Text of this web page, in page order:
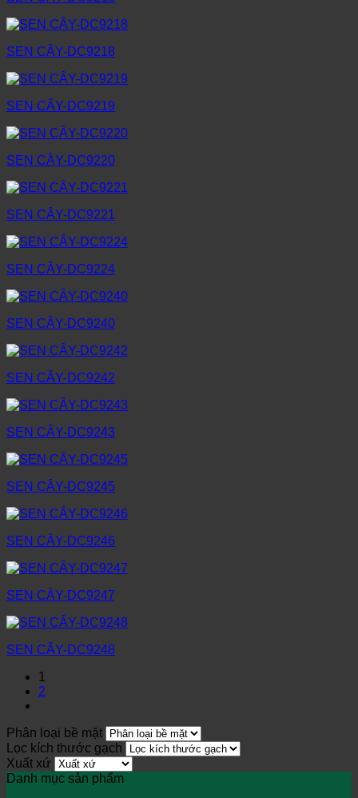
SEN CÂY-DC9218
SEN CÂY-DC9219
SEN CÂY-DC9220
SEN CÂY-DC9221
SEN CÂY-DC9224
SEN CÂY-DC9240
SEN CÂY-DC9242
SEN CÂY-DC9243
SEN CÂY-DC9245
SEN CÂY-DC9246
SEN CÂY-DC9247
SEN CÂY-DC9248
1
2
Phân loại bề mặt
Lọc kích thước gạch
Xuất xứ
Danh mục sản phẩm